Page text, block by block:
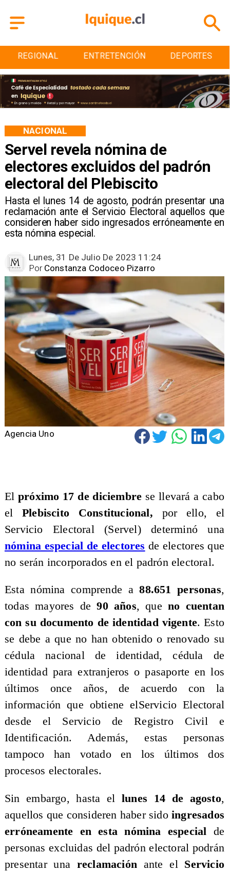
REGIONAL ENTRETENCIÓN DEPORTES
Servel revela nómina de
electores excluidos del padrón
electoral del Plebiscito
Hasta el lunes 14 de agosto, podrán presentar una
reclamación ante el Servicio Electoral aquellos que
consideren haber sido ingresados erróneamente en
esta nómina especial.
NACIONAL
Lunes, 31 De Julio De 2023 11:24
Constanza Codoceo Pizarro
Por
Agencia Uno
Elpróximo 17 de diciembre se llevará a cabo
el Plebiscito Constitucional, por ello, el
Servicio Electoral (Servel) determinó una
nómina especial de electores de electores que
no serán incorporados en el padrón electoral.
Esta nómina comprende a88.651 personas,
todas mayores de 90 años, queno cuentan
con su documento de identidad vigente. Esto
se debe a que no han obtenido o renovado su
cédula nacional de identidad, cédula de
identidad para extranjeros o pasaporte en los
últimos once años, de acuerdo con la
información que obtiene elServicio Electoral
desde el Servicio de Registro Civil e
Identificación. Además, estas personas
tampoco han votado en los últimos dos
procesos electorales.
Sin embargo, hasta el lunes 14 de agosto,
aquellos que consideren haber sidoingresados
erróneamente en esta nómina especial de
personas excluidas del padrón electoral podrán
presentar una reclamación ante el Servicio